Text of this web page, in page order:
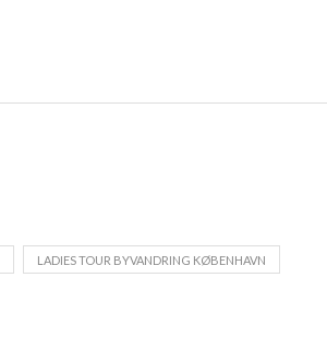
LADIES TOUR BYVANDRING KØBENHAVN